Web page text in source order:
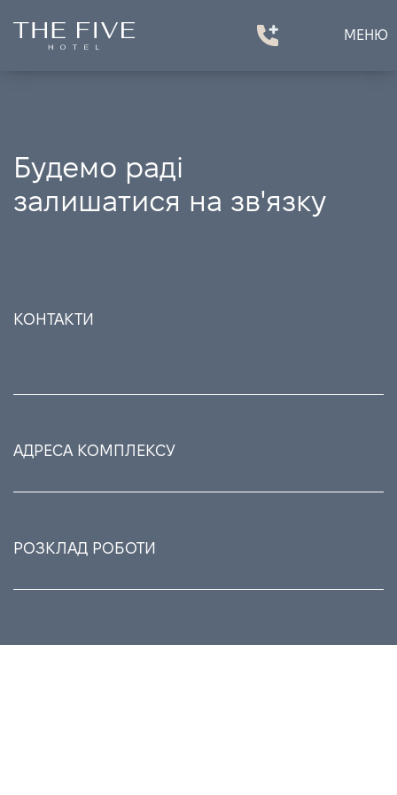
МЕНЮ
Будемо раді
залишатися на зв'язку
КОНТАКТИ
АДРЕСА КОМПЛЕКСУ
РОЗКЛАД РОБОТИ